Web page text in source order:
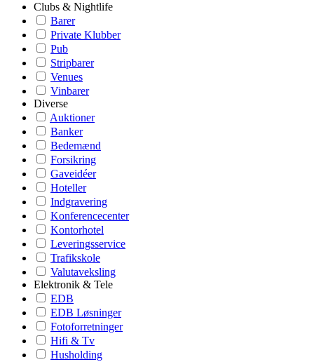
Clubs & Nightlife
Barer
Private Klubber
Pub
Stripbarer
Venues
Vinbarer
Diverse
Auktioner
Banker
Bedemænd
Forsikring
Gaveidéer
Hoteller
Indgravering
Konferencecenter
Kontorhotel
Leveringsservice
Trafikskole
Valutaveksling
Elektronik & Tele
EDB
EDB Løsninger
Fotoforretninger
Hifi & Tv
Husholding